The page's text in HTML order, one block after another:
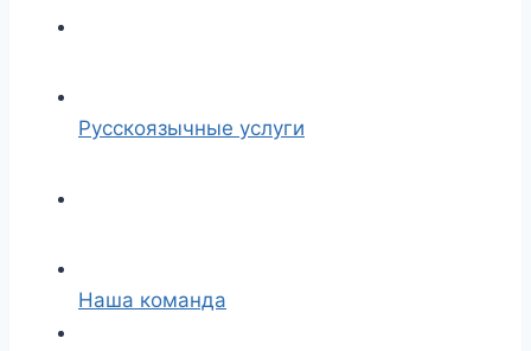
Русскоязычные услуги
Наша команда